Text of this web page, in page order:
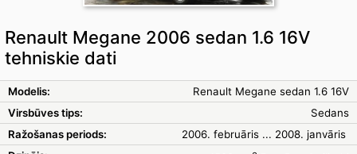
Renault Megane 2006 sedan 1.6 16V
tehniskie dati
Modelis:
Renault Megane sedan 1.6 16V
Virsbūves tips:
Sedans
Ražošanas periods:
2006. februāris ... 2008. janvāris